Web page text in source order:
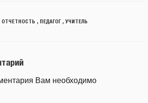
ОТЧЕТНОСТЬ , ПЕДАГОГ, УЧИТЕЛЬ
Вам необходимо